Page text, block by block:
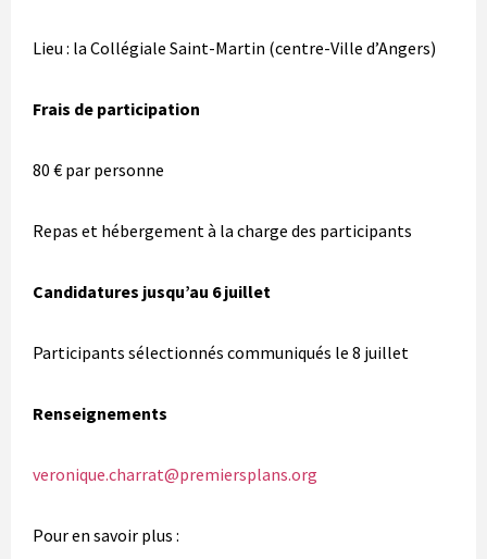
Lieu : la Collégiale Saint-Martin (centre-Ville d’Angers)
Frais de participation
80 € par personne
Repas et hébergement à la charge des participants
Candidatures jusqu’au 6 juillet
Participants sélectionnés communiqués le 8 juillet
Renseignements
veronique.charrat@premiersplans.org
Pour en savoir plus :